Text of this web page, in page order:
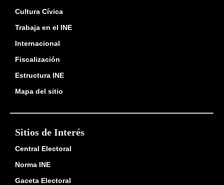
Cultura Cívica
Trabaja en el INE
Internacional
Fiscalización
Estructura INE
Mapa del sitio
Sitios de Interés
Central Electoral
Norma INE
Gaceta Electoral